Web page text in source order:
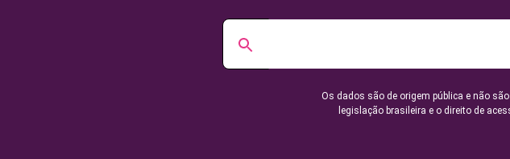
Os dados são de origem pública e não
legislação brasileira e o direito de